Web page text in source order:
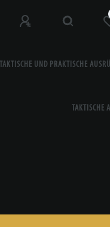
TAKTISCHE UND PRAKTISCHE
TAKTISCHE